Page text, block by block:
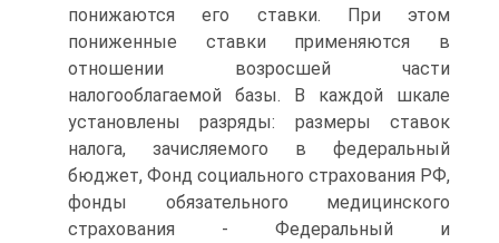
понижаются его ставки. При этом
пониженные ставки применяются в
отношении возросшей части
налогооблагаемой базы. В каждой шкале
установлены разряды: размеры ставок
налога, зачисляемого в федеральный
бюджет, Фонд социального страхования РФ,
фонды обязательного медицинского
страхования - Федеральный и